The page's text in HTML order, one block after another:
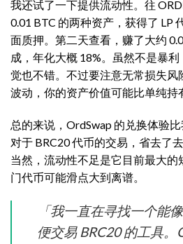
我还试了一下提供流动性。往
0.01 BTC 的两种资产，获得了 LP
面质押。第二天查看，赚了大约
成，年化大概 18%。虽然不是暴
觉也不错。不过要注意无常损失风
波动，你的资产价值可能比单纯持
总的来说，OrdSwap 的兑换体验
对于 BRC20 代币的交易，省去了
当然，流动性不足是它目前最大
门代币可能滑点大到离谱。
「我一直在寻找一个能
便交易 BRC20 的工具